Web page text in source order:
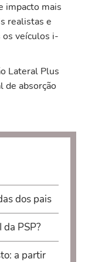
impacto mais
realistas e
veículos i-
Lateral Plus
de absorção
dos pais
PSP?
a partir